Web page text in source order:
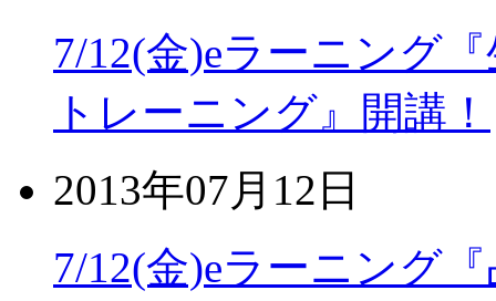
7/12(金)eラーニング
トレーニング』開講！
2013年07月12日
7/12(金)eラーニング